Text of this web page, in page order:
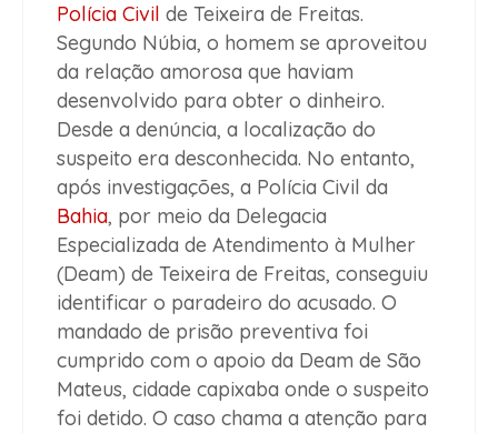
Polícia Civil de Teixeira de Freitas.
Segundo Núbia, o homem se aproveitou
da relação amorosa que haviam
desenvolvido para obter o dinheiro.
Desde a denúncia, a localização do
suspeito era desconhecida. No entanto,
após investigações, a Polícia Civil da
Bahia, por meio da Delegacia
Especializada de Atendimento à Mulher
(Deam) de Teixeira de Freitas, conseguiu
identificar o paradeiro do acusado. O
mandado de prisão preventiva foi
cumprido com o apoio da Deam de São
Mateus, cidade capixaba onde o suspeito
foi detido. O caso chama a atenção para